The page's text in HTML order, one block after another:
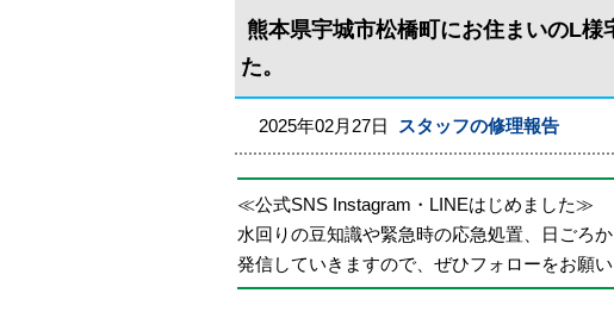
熊本県宇城市松橋町にお住まいのL
た。
2025年02月27日 スタッフの修理報告
≪公式SNS Instagram・LINEはじめました≫
水回りの豆知識や緊急時の応急処置、日ごろ
発信していきますので、ぜひフォローをお願い